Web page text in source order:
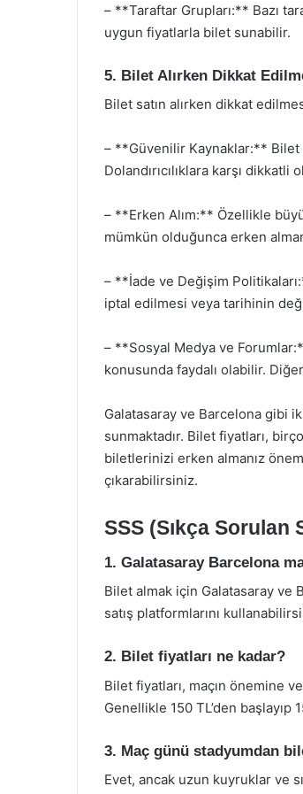
– **Taraftar Grupları:** Bazı
uygun fiyatlarla bilet sunabilir.
5. Bilet Alırken Dikkat
Bilet satın alırken dikkat
– **Güvenilir Kaynaklar:** Bilet
Dolandırıcılıklara karşı dikkatli
– **Erken Alım:** Özellikle
mümkün olduğunca erken
– **İade ve Değişim
iptal edilmesi veya tarihinin
– **Sosyal Medya ve
konusunda faydalı olabilir.
Galatasaray ve Barcelona gibi
sunmaktadır. Bilet fiyatları,
biletlerinizi erken almanız
çıkarabilirsiniz.
SSS (Sıkça Sorulan
1. Galatasaray Barcelona
Bilet almak için Galatasaray ve
satış platformlarını
2. Bilet fiyatları ne kadar?
Bilet fiyatları, maçın önemine
Genellikle 150 TL’den
3. Maç günü stadyumdan
Evet, ancak uzun kuyruklar ve